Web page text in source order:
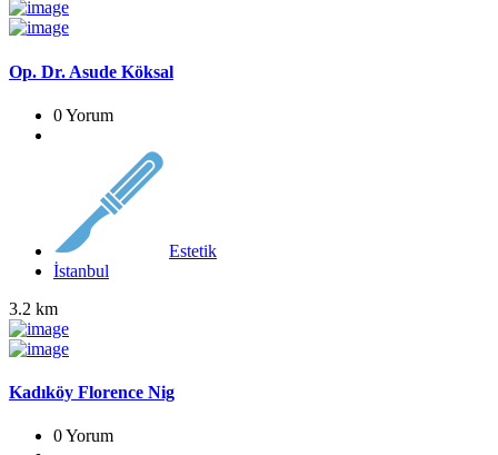
Op. Dr. Asude Köksal
0 Yorum
Estetik
İstanbul
3.2 km
Kadıköy Florence Nig
0 Yorum